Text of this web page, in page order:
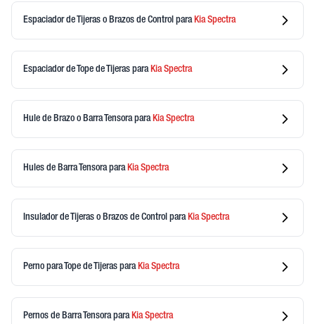
Espaciador de Tijeras o Brazos de Control para KiaSpectra
Espaciador de Tope de Tijeras para KiaSpectra
Hule de Brazo o Barra Tensorapara KiaSpectra
Hules de Barra Tensorapara KiaSpectra
Insulador de Tijeras o Brazos de Control para KiaSpectra
Perno para Tope de Tijeras para KiaSpectra
Pernos de Barra Tensorapara KiaSpectra